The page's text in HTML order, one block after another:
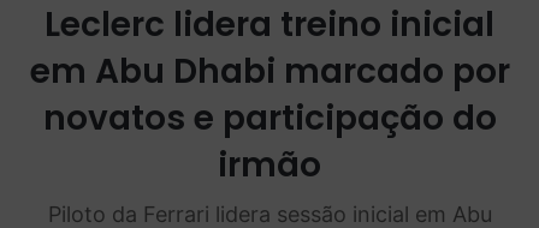
Leclerc lidera treino inicial
em Abu Dhabi marcado por
novatos e participação do
irmão
Piloto da Ferrari lidera sessão inicial em Abu